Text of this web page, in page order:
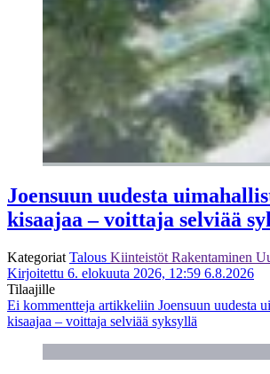
Joensuun uudesta
kisaajaa – voittaja selviää
Kategoriat Talous Kiinteistöt Rakentaminen
Kirjoitettu 6. elokuuta 2026, 12:59 6.8.2026
Tilaajille
Ei kommentteja artikkeliin Joensuun uudesta
kisaajaa – voittaja selviää syksyllä